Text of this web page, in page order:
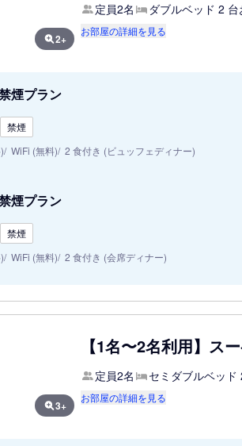
2+
定員2名 ダブルベッド 2
お部屋の詳細を見る
煙プラン
禁煙
WiFi (無料) 2 食付き (ビュッフェディナー)
煙プラン
禁煙
WiFi (無料) 2 食付き (会席ディナー)
3+
【1名〜2名利用】ス
定員2名 セミダブルベッ
お部屋の詳細を見る